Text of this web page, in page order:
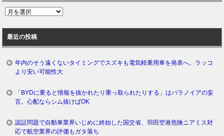
過
ロ
グ
最近の投稿
年内のそう遠くないタイミングでスズキも電気軽乗用車を発表へ。ラッコ
より安い可能性大
「BYDに乗ると情報を抜かれたり乗っ取られたりする」はパラノイアの妄
言。心配ならシム抜けばOK
認証問題で自動車業界いじめに終始した国交省、羽田空港危険ニアミス対
応で航空業界の評価もガタ落ち